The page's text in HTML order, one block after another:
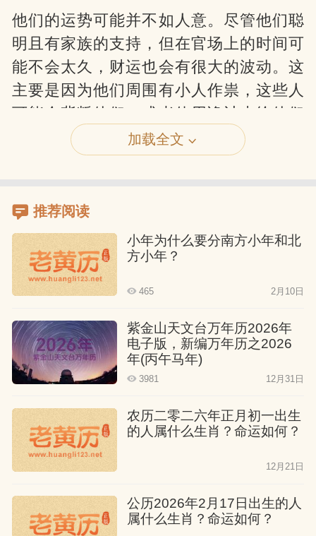
他们的运势可能并不如人意。尽管他们聪
明且有家族的支持，但在官场上的时间可
能不会太久，财运也会有很大的波动。这
主要是因为他们周围有小人作祟，这些人
可能会背叛他们，或者使用诡计来给他们
带来麻烦。因此，他们需要小心身边的这
些人，做事要公正，不要目光短浅。
属猴人三月出生
他们通常拥有很高的智商，很懂得人情世
故，一生中不会有太多的灾难和困难。他
们不仅有家族的支持，个人家庭也非常幸
贵人的帮助。然而，如果他们从事农业，
可能会面临一些困难。他们的性格很好，
人也温和，一生不会为了生活奔波，但也
属猴人四月出生
女，他们都很聪明，有超人的智商，一生
中很少生病。然而，他们的一生可能会非
加载全文
推荐阅读
小年为什么要分南方小年和北
方小年？
465 2月10日
紫金山天文台万年历2026年
电子版，新编万年历之2026
年(丙午马年)
3981 12月31日
农历二零二六年正月初一出生
的人属什么生肖？命运如何？
12月21日
公历2026年2月17日出生的人
属什么生肖？命运如何？